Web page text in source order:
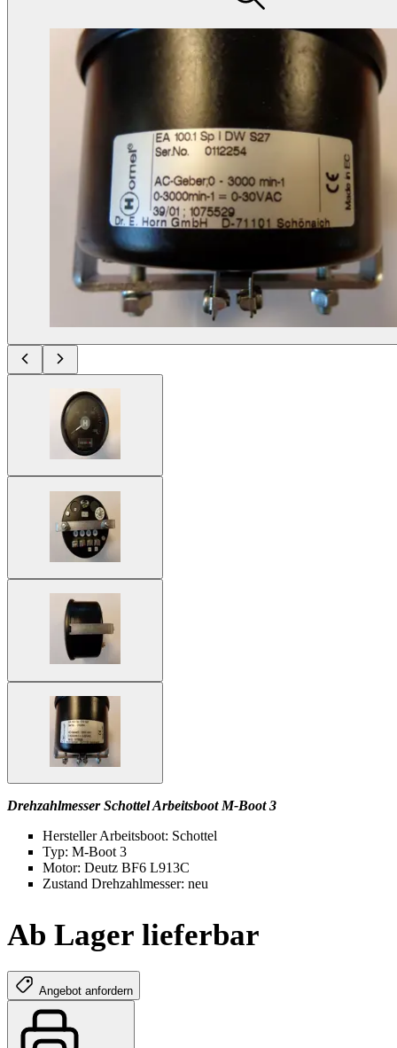
Drehzahlmesser Schottel Arbeitsboot M-Boot 3
Hersteller Arbeitsboot: Schottel
Typ: M-Boot 3
Motor: Deutz BF6 L913C
Zustand Drehzahlmesser: neu
Ab Lager lieferbar
Angebot anfordern